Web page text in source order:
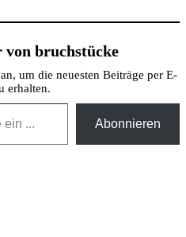
von bruchstücke
um die neuesten Beiträge per E-
erhalten.
Abonnieren